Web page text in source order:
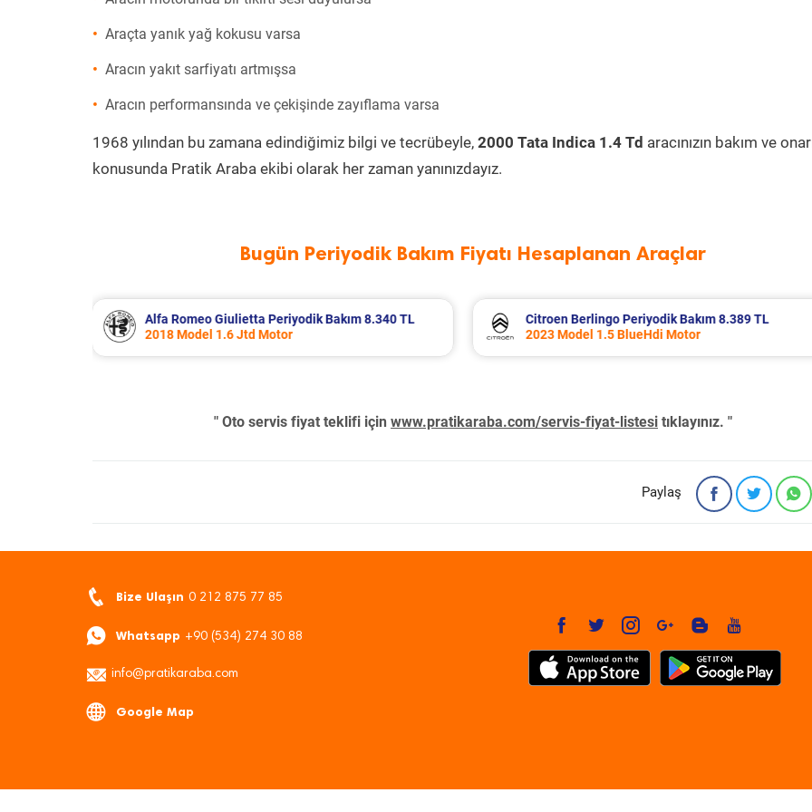
Araçta yanık yağ kokusu varsa
Aracın yakıt sarfiyatı artmışsa
Aracın performansında ve çekişinde zayıflama varsa
1968 yılından bu zamana edindiğimiz bilgi ve tecrübeyle, 2000 Tata Indica 1.4 Td aracınızın bakım ve
konusunda Pratik Araba ekibi olarak her zaman yanınızdayız.
Bugün Periyodik Bakım Fiyatı Hesaplanan Araçlar
Citroen Berlingo Periyodik Bakım 8.389 TL
2023 Model 1.5 BlueHdi Motor
Fiat Egea Cross Periyodik Bakım 8.683 TL
2023 Model 1.6 Multijet Motor
" Oto servis fiyat teklifi için www.pratikaraba.com/servis-fiyat-listesi tıklayınız. "
Paylaş
Bize Ulaşın 0 212 875 77 85
Whatsapp +90 (534) 274 30 88
info@pratikaraba.com
Google Map